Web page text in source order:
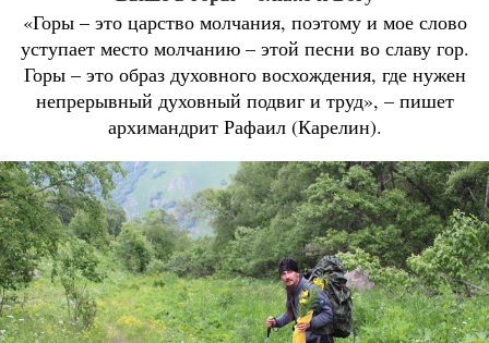
«Горы – это царство молчания, поэтому и мое слово
уступает место молчанию – этой песни во славу гор.
Горы – это образ духовного восхождения, где нужен
непрерывный духовный подвиг и труд», – пишет
архимандрит Рафаил (Карелин).